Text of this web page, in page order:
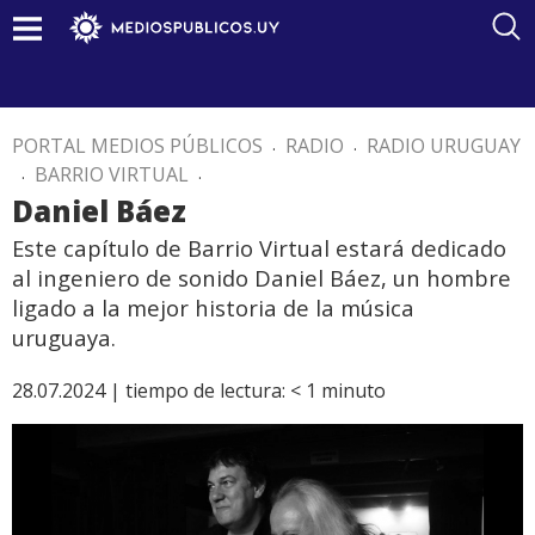
PORTAL MEDIOS PÚBLICOS . RADIO . RADIO URUGUAY
. BARRIO VIRTUAL .
Daniel Báez
Este capítulo de Barrio Virtual estará dedicado
al ingeniero de sonido Daniel Báez, un hombre
ligado a la mejor historia de la música
uruguaya.
28.07.2024 | tiempo de lectura: < 1 minuto